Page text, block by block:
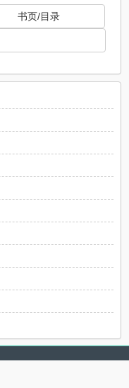
书页/目录